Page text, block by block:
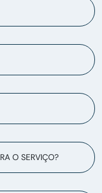
O SERVIÇO?